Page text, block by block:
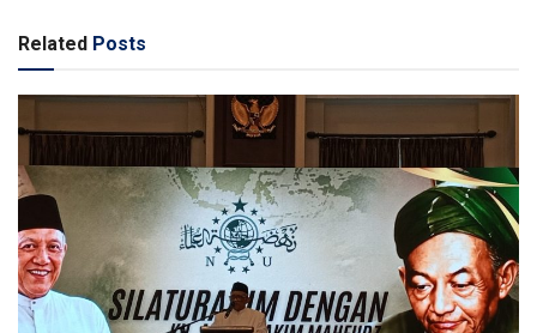
Related Posts